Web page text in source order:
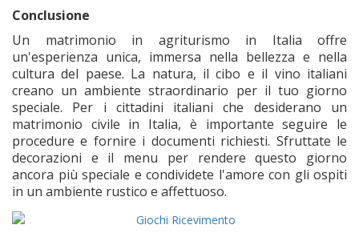
Conclusione
Un matrimonio in agriturismo in Italia offre
un'esperienza unica, immersa nella bellezza e nella
cultura del paese. La natura, il cibo e il vino italiani
creano un ambiente straordinario per il tuo giorno
speciale. Per i cittadini italiani che desiderano un
matrimonio civile in Italia, è importante seguire le
procedure e fornire i documenti richiesti. Sfruttate le
decorazioni e il menu per rendere questo giorno
ancora più speciale e condividete l'amore con gli ospiti
in un ambiente rustico e affettuoso.